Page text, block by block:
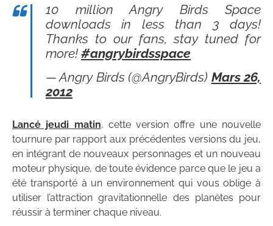
10 million Angry Birds Space
downloads in less than 3 days!
Thanks to our fans, stay tuned for
more! #angrybirdsspace
— Angry Birds (@AngryBirds) Mars 26,
2012
Lancé jeudi matin, cette version offre une nouvelle
tournure par rapport aux précédentes versions du jeu,
en intégrant de nouveaux personnages et un nouveau
moteur physique, de toute évidence parce que le jeu a
été transporté à un environnement qui vous oblige à
utiliser l’attraction gravitationnelle des planètes pour
réussir à terminer chaque niveau.